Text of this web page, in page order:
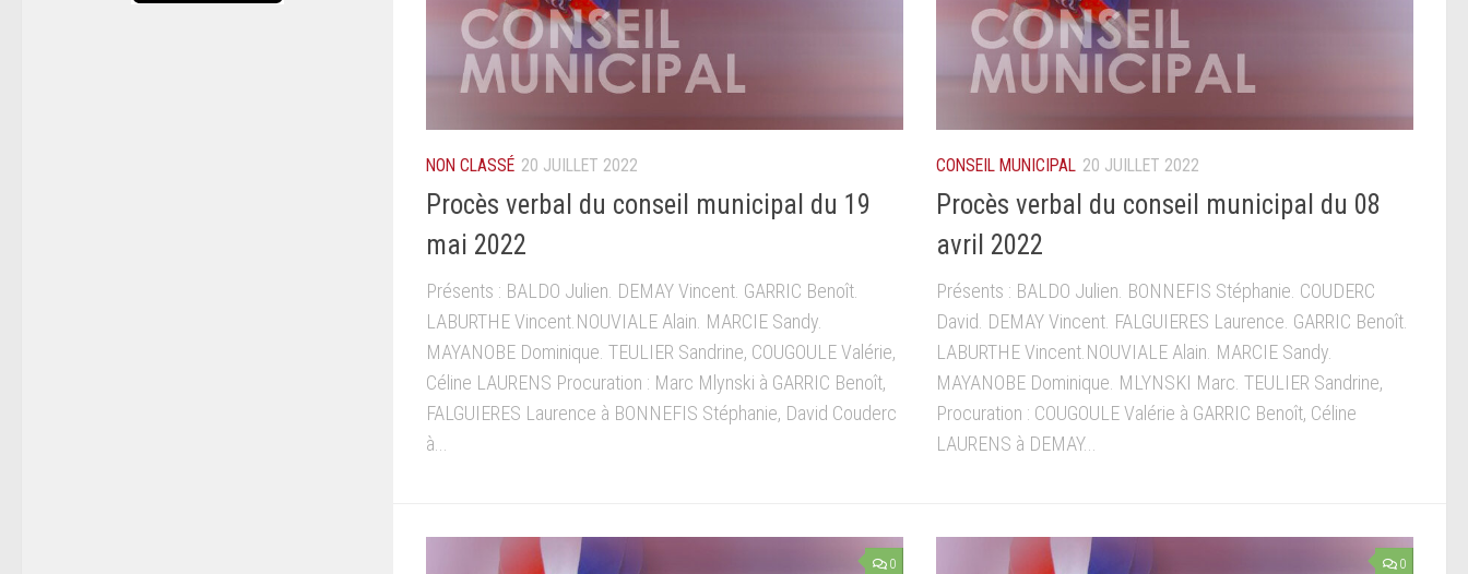
NON CLASSÉ 20 JUILLET 2022
Procès verbal du conseil municipal du 19
mai 2022
Présents : BALDO Julien. DEMAY Vincent. GARRIC Benoît.
LABURTHE Vincent.NOUVIALE Alain. MARCIE Sandy.
MAYANOBE Dominique. TEULIER Sandrine, COUGOULE Valérie,
Céline LAURENS Procuration : Marc Mlynski à GARRIC Benoît,
FALGUIERES Laurence à BONNEFIS Stéphanie, David Couderc
à...
CONSEIL MUNICIPAL 20 JUILLET 2022
Procès verbal du conseil municipal du 08
avril 2022
Présents : BALDO Julien. BONNEFIS Stéphanie. COUDERC
David. DEMAY Vincent. FALGUIERES Laurence. GARRIC Benoît.
LABURTHE Vincent.NOUVIALE Alain. MARCIE Sandy.
MAYANOBE Dominique. MLYNSKI Marc. TEULIER Sandrine,
Procuration : COUGOULE Valérie à GARRIC Benoît, Céline
LAURENS à DEMAY...
0 0